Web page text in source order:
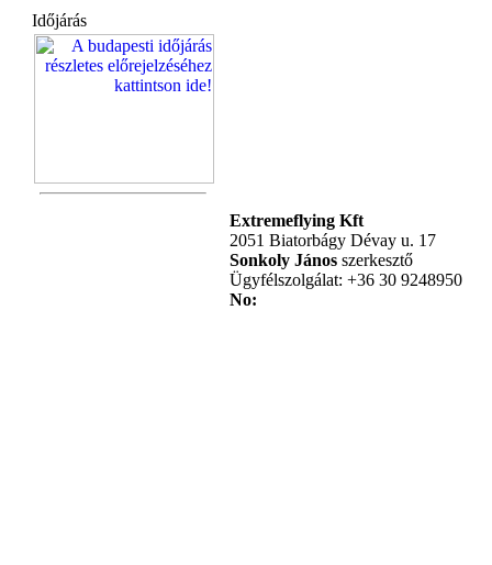
Időjárás
Extremeflying Kft
2051 Biatorbágy Dévay u. 17
Sonkoly János szerkesztő
Ügyfélszolgálat: +36 30 9248950
No: